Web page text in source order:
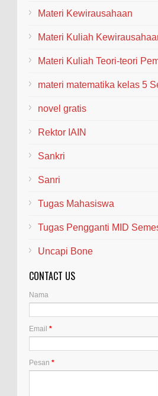
Materi Kewirausahaan
Materi Kuliah
Materi Kuliah Teori-teori
materi matematika kelas 5
novel gratis
Rektor IAIN
Sankri
Sanri
Tugas Mahasiswa
Tugas Pengganti MID
Uncapi Bone
CONTACT US
Nama
Email *
Pesan *